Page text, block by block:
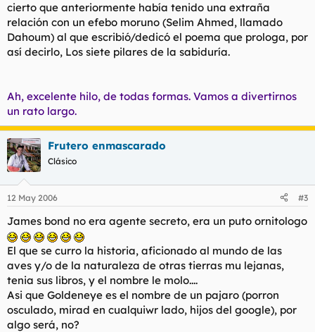
cierto que anteriormente había tenido una extraña
relación con un efebo moruno (Selim Ahmed, llamado
Dahoum) al que escribió/dedicó el poema que prologa, por
así decirlo, Los siete pilares de la sabiduría.
Ah, excelente hilo, de todas formas. Vamos a divertirnos
un rato largo.
Frutero enmascarado
Clásico
12 May 2006 #3
James bond no era agente secreto, era un puto ornitologo
El que se curro la historia, aficionado al mundo de las
aves y/o de la naturaleza de otras tierras mu lejanas,
tenia sus libros, y el nombre le molo....
Asi que Goldeneye es el nombre de un pajaro (porron
osculado, mirad en cualquiwr lado, hijos del google), por
algo será, no?